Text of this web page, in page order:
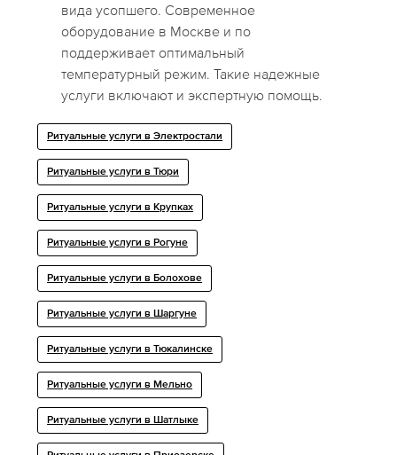
вида усопшего. Современное
оборудование в Москве и по
поддерживает оптимальный
температурный режим. Такие надежные
услуги включают и экспертную помощь.
Ритуальные услуги в Электростали
Ритуальные услуги в Тюри
Ритуальные услуги в Крупках
Ритуальные услуги в Рогуне
Ритуальные услуги в Болохове
Ритуальные услуги в Шаргуне
Ритуальные услуги в Тюкалинске
Ритуальные услуги в Мельно
Ритуальные услуги в Шатлыке